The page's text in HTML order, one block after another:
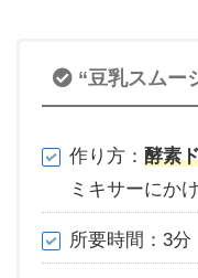
“豆乳スムー
作り方： 酵素
ミキサーにかけ
所要時間：3分